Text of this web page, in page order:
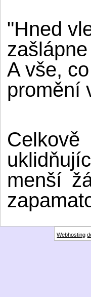
"Hned
A vše,
promění
menší
Webhosting